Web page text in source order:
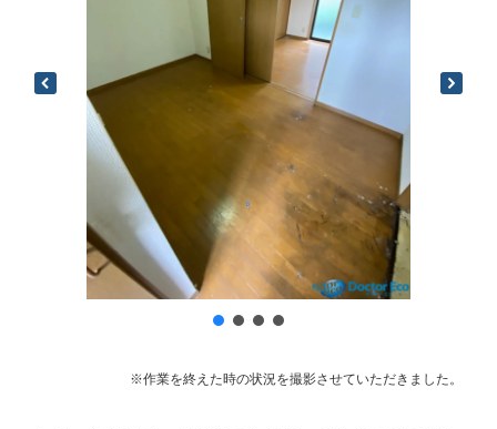
※作業を終えた時の状況を撮影させていただきました。